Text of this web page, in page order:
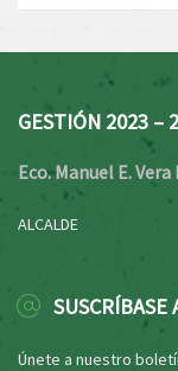
GESTIÓN 2023 –
Eco. Manuel E. Vera
ALCALDE
Únete a nuestro